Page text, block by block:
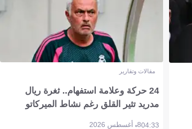
مقالات وتقارير
24 حركة وعلامة استفهام.. ثغرة ريال
مدريد تثير القلق رغم نشاط الميركاتو
04:338 أغسطس 2026